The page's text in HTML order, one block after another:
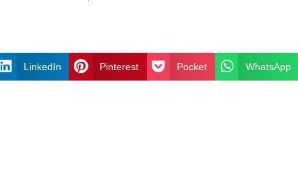
LinkedIn Pinterest Pocket WhatsApp